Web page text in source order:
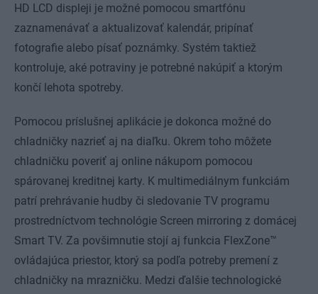
HD LCD displeji je možné pomocou smartfónu
zaznamenávať a aktualizovať kalendár, pripínať
fotografie alebo písať poznámky. Systém taktiež
kontroluje, aké potraviny je potrebné nakúpiť a ktorým
končí lehota spotreby.
Pomocou príslušnej aplikácie je dokonca možné do
chladničky nazrieť aj na diaľku. Okrem toho môžete
chladničku poveriť aj online nákupom pomocou
spárovanej kreditnej karty. K multimediálnym funkciám
patrí prehrávanie hudby či sledovanie TV programu
prostredníctvom technológie Screen mirroring z domácej
Smart TV. Za povšimnutie stojí aj funkcia FlexZone™
ovládajúca priestor, ktorý sa podľa potreby premení z
chladničky na mrazničku. Medzi ďalšie technologické